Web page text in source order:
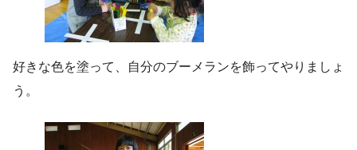
好きな色を塗って、自分のブーメランを飾ってやりましょ
う。